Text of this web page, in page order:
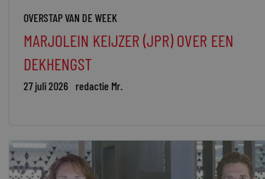
OVERSTAP VAN DE WEEK
MARJOLEIN KEIJZER (JPR) OVER EEN
DEKHENGST
27 juli 2026 redactie Mr.